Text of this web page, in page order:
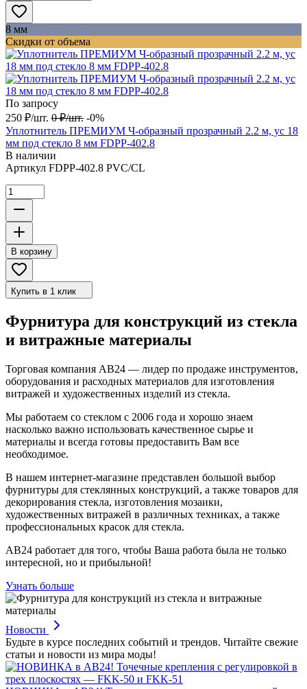
8 мм
Скидки от объема
По запросу
250 ₽/шт. 0 ₽/шт. -0%
Уплотнитель ПРЕМИУМ Ч-образный прозрачный 2.2 м, ус 18
мм под стекло 8 мм FDPP-402.8
В наличии
Артикул FDPP-402.8 PVC/CL
В корзину
Купить в 1 клик
Фурнитура для конструкций из стекла
и витражные материалы
Торговая компания АВ24 — лидер по продаже инструментов,
оборудования и расходных материалов для изготовления
витражей и художественных изделий из стекла.
Мы работаем со стеклом с 2006 года и хорошо знаем
насколько важно использовать качественное сырье и
материалы и всегда готовы предоставить Вам все
необходимое.
В нашем интернет-магазине представлен большой выбор
фурнитуры для стеклянных конструкций, а также товаров для
декорирования стекла, изготовления мозаики,
художественных витражей в различных техниках, а также
профессиональных красок для стекла.
АВ24 работает для того, чтобы Ваша работа была не только
интересной, но и прибыльной!
Узнать больше
Новости
Будьте в курсе последних событий и трендов. Читайте свежие
статьи и новости из мира моды!